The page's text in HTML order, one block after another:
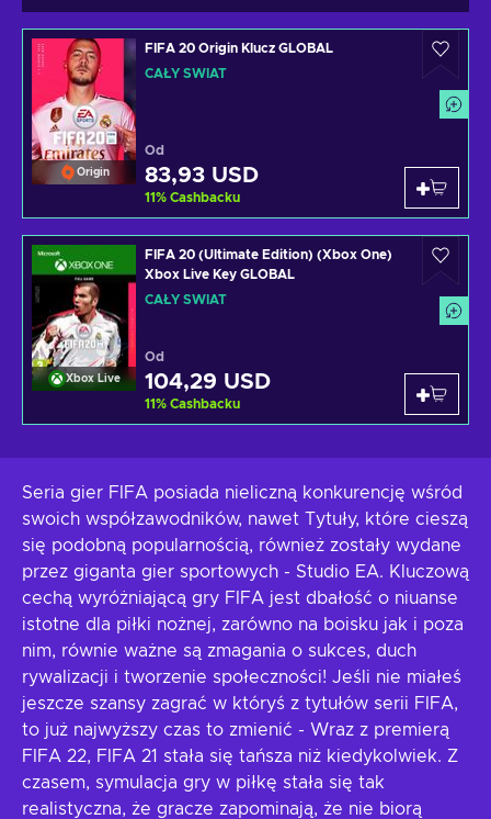
Origin
FIFA 20 Origin Klucz GLOBAL
CAŁY ŚWIAT
Od
83,93 USD
11% Cashbacku
Xbox Live
FIFA 20 (Ultimate Edition) (Xbox One)
Xbox Live Key GLOBAL
CAŁY ŚWIAT
Od
104,29 USD
11% Cashbacku
Seria gier FIFA posiada nieliczną konkurencję wśród
swoich współzawodników, nawet Tytuły, które cieszą
się podobną popularnością, również zostały wydane
przez giganta gier sportowych - Studio EA. Kluczową
cechą wyróżniającą gry FIFA jest dbałość o niuanse
istotne dla piłki nożnej, zarówno na boisku jak i poza
nim, równie ważne są zmagania o sukces, duch
rywalizacji i tworzenie społeczności! Jeśli nie miałeś
jeszcze szansy zagrać w któryś z tytułów serii FIFA,
to już najwyższy czas to zmienić - Wraz z premierą
FIFA 22, FIFA 21 stała się tańsza niż kiedykolwiek. Z
czasem, symulacja gry w piłkę stała się tak
realistyczna, że gracze zapominają, że nie biorą